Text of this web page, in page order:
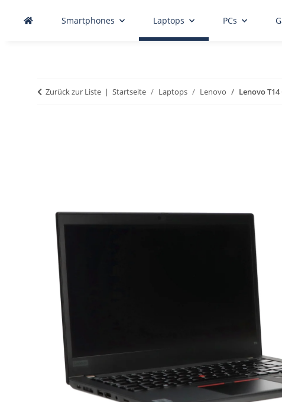
Smartphones Laptops PCs
Zurück zur Liste Startseite Laptops Lenovo Lenovo T14